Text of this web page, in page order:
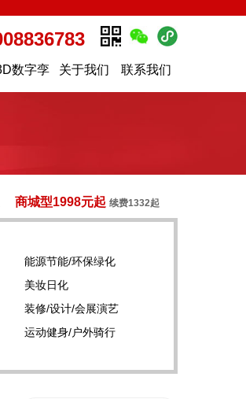
数字孪 关于我们 联系我们
商城型1998元起 续费1332起
能源节能/环保绿化
美妆日化
装修/设计/会展演艺
运动健身/户外骑行